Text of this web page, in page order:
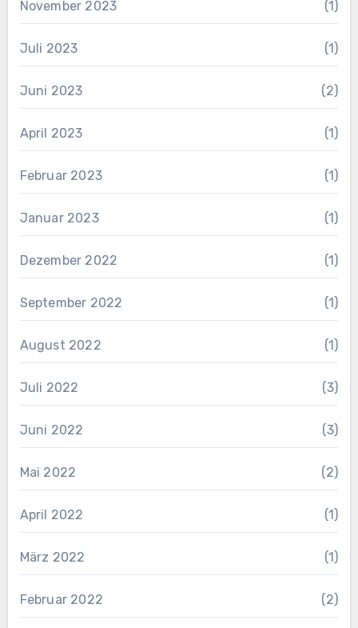
November 2023 (1)
Juli 2023 (1)
Juni 2023 (2)
April 2023 (1)
Februar 2023 (1)
Januar 2023 (1)
Dezember 2022 (1)
September 2022 (1)
August 2022 (1)
Juli 2022 (3)
Juni 2022 (3)
Mai 2022 (2)
April 2022 (1)
März 2022 (1)
Februar 2022 (2)